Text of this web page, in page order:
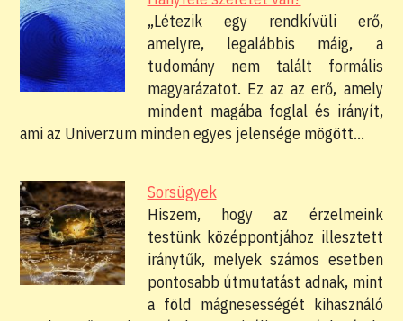
„Létezik egy rendkívüli erő,
amelyre, legalábbis máig, a
tudomány nem talált formális
magyarázatot. Ez az az erő, amely
mindent magába foglal és irányít,
ami az Univerzum minden egyes jelensége mögött…
Sorsügyek
Hiszem, hogy az érzelmeink
testünk középpontjához illesztett
iránytűk, melyek számos esetben
pontosabb útmutatást adnak, mint
a föld mágnesességét kihasználó